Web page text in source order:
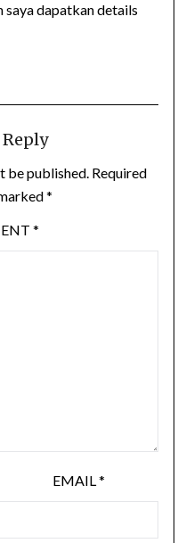
saya dapatkan details
Reply
be published. Required
*
*
EMAIL*